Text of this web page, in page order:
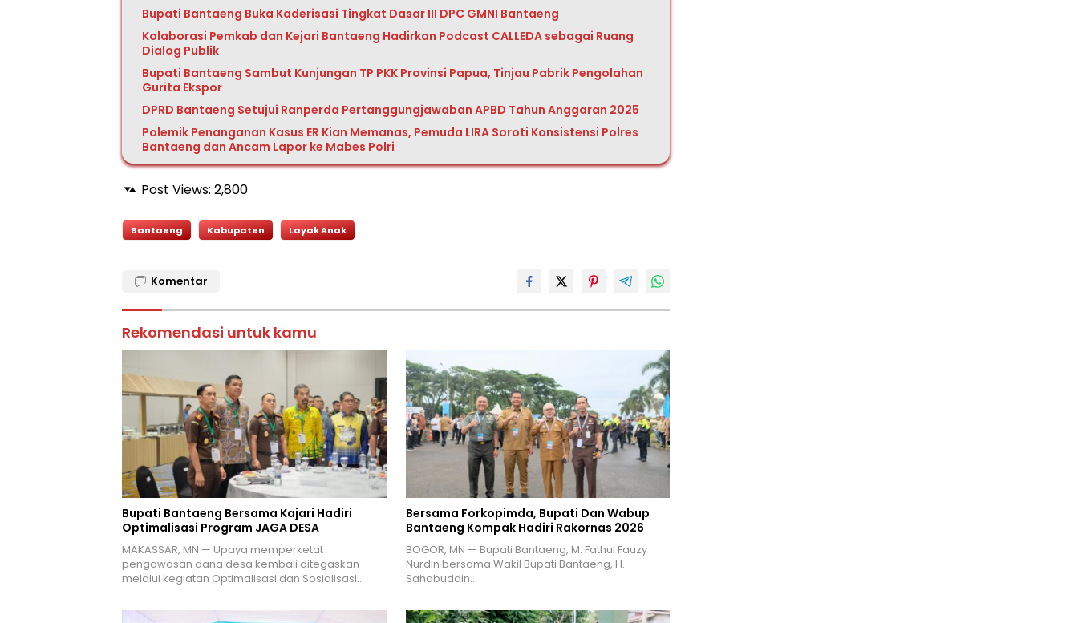
Bupati Bantaeng Buka Kaderisasi Tingkat Dasar III DPC GMNI Bantaeng
Kolaborasi Pemkab dan Kejari Bantaeng Hadirkan Podcast CALLEDA sebagai Ruang
Dialog Publik
Bupati Bantaeng Sambut Kunjungan TP PKK Provinsi Papua, Tinjau Pabrik Pengolahan
Gurita Ekspor
DPRD Bantaeng Setujui Ranperda Pertanggungjawaban APBD Tahun Anggaran 2025
Polemik Penanganan Kasus ER Kian Memanas, Pemuda LIRA Soroti Konsistensi Polres
Bantaeng dan Ancam Lapor ke Mabes Polri
Post Views: 2,800
Bantaeng Kabupaten Layak Anak
Komentar
Rekomendasi untuk kamu
Bupati Bantaeng Bersama Kajari Hadiri
Optimalisasi Program JAGA DESA
MAKASSAR, MN — Upaya memperketat
pengawasan dana desa kembali ditegaskan
melalui kegiatan Optimalisasi dan Sosialisasi…
Bersama Forkopimda, Bupati Dan Wabup
Bantaeng Kompak Hadiri Rakornas 2026
BOGOR, MN — Bupati Bantaeng, M. Fathul Fauzy
Nurdin bersama Wakil Bupati Bantaeng, H.
Sahabuddin…